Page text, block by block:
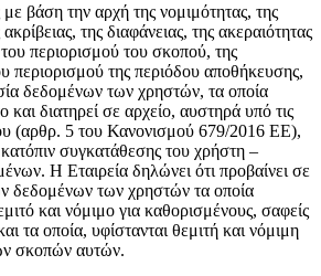
βάση την αρχή της νομιμότητας, της
ακρίβειας, της διαφάνειας, της ακεραιότητας
του περιορισμού του σκοπού, της
περιορισμού της περιόδου αποθήκευσης,
δεδομένων των χρηστών, τα οποία
διατηρεί σε αρχείο, αυστηρά υπό τις
(αρθρ. 5 του Κανονισμού 679/2016 ΕΕ),
συγκατάθεσης του χρήστη –
Η Εταιρεία δηλώνει ότι προβαίνει σε
δεδομένων των χρηστών τα οποία
και νόμιμο για καθορισμένους, σαφείς
τα οποία, υφίστανται θεμιτή και νόμιμη
σκοπών αυτών.